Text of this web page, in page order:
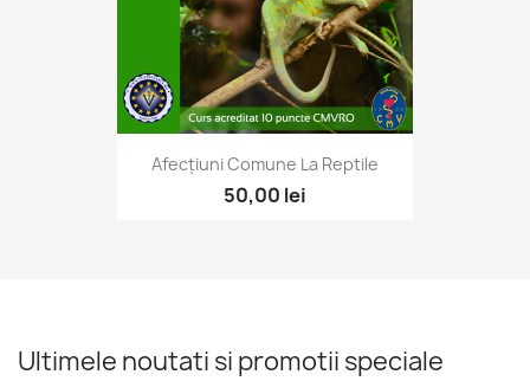
Afecțiuni Comune La Reptile
50,00 lei
Ultimele noutati si promotii speciale